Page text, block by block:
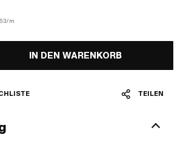
m
IN DEN WARENKORB
TEILEN